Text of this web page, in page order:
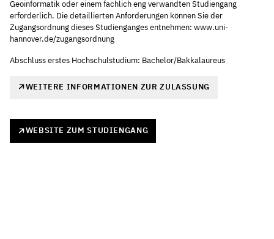
Geoinformatik oder einem fachlich eng verwandten Studiengang
erforderlich. Die detaillierten Anforderungen können Sie der
Zugangsordnung dieses Studienganges entnehmen: www.uni-
hannover.de/zugangsordnung
Abschluss erstes Hochschulstudium: Bachelor/Bakkalaureus
WEITERE INFORMATIONEN ZUR ZULASSUNG
WEBSITE ZUM STUDIENGANG